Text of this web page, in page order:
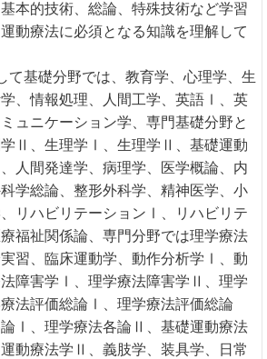
本的技術、総論、特殊技術など学習
動療法に必須となる知識を理解して
て基礎分野では、教育学、心理学、生
、情報処理、人間工学、英語Ⅰ、英
ュニケーション学、専門基礎分野と
Ⅱ、生理学Ⅰ、生理学Ⅱ、基礎運動
人間発達学、病理学、医学概論、内
学総論、整形外科学、精神医学、小
リハビリテーションⅠ、リハビリテ
福祉関係論、専門分野では理学療法
習、臨床運動学、動作分析学Ⅰ、動
障害学Ⅰ、理学療法障害学Ⅱ、理学
法評価総論Ⅰ、理学療法評価総論
論Ⅰ、理学療法各論Ⅱ、基礎運動療法
動療法学Ⅱ、義肢学、装具学、日常